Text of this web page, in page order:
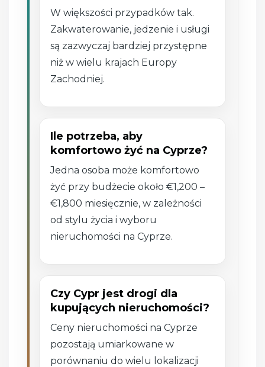
W większości przypadków tak.
Zakwaterowanie, jedzenie i usługi
są zazwyczaj bardziej przystępne
niż w wielu krajach Europy
Zachodniej.
Ile potrzeba, aby
komfortowo żyć na Cyprze?
Jedna osoba może komfortowo
żyć przy budżecie około €1,200 –
€1,800 miesięcznie, w zależności
od stylu życia i wyboru
nieruchomości na Cyprze.
Czy Cypr jest drogi dla
kupujących nieruchomości?
Ceny nieruchomości na Cyprze
pozostają umiarkowane w
porównaniu do wielu lokalizacji